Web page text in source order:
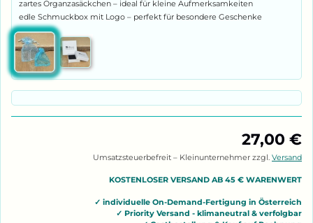
27,00 €
Umsatzsteuerbefreit – Kleinunternehmer zzgl. Versand